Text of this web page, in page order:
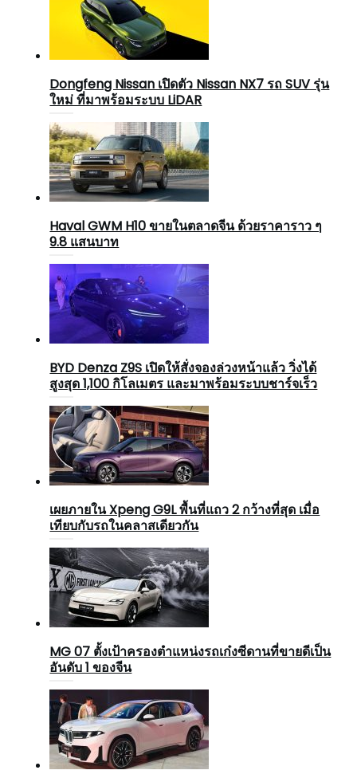
Dongfeng Nissan เปิดตัว Nissan NX7 รถ SUV รุ่น
ใหม่ ที่มาพร้อมระบบ LiDAR
Haval GWM H10 ขายในตลาดจีน ด้วยราคาราว ๆ
9.8 แสนบาท
BYD Denza Z9S เปิดให้สั่งจองล่วงหน้าแล้ว วิ่งได้
สูงสุด 1,100 กิโลเมตร และมาพร้อมระบบชาร์จเร็ว
เผยภายใน Xpeng G9L พื้นที่แถว 2 กว้างที่สุด เมื่อ
เทียบกับรถในคลาสเดียวกัน
MG 07 ตั้งเป้าครองตำแหน่งรถเก๋งซีดานที่ขายดีเป็น
อันดับ 1 ของจีน